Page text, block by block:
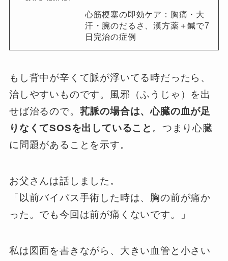
心筋梗塞の即効ケア：胸痛・大
汗・腕のだるさ、漢方薬＋鍼で7
日完治の症例
もし背中が辛くて脈が浮いてる時だったら、
治しやすいものです。風邪（ふうじゃ）を出
せば治るので。 芤脈の場合は、心臓の血が足
りなくてSOSを出していること 。つまり心臓
に問題があることを示す。
お父さんは話しました。
「以前バイパス手術した時は、胸の前が痛か
った。でも今回は前が痛くないです。」
私は図面を書きながら、大きい血管と小さい